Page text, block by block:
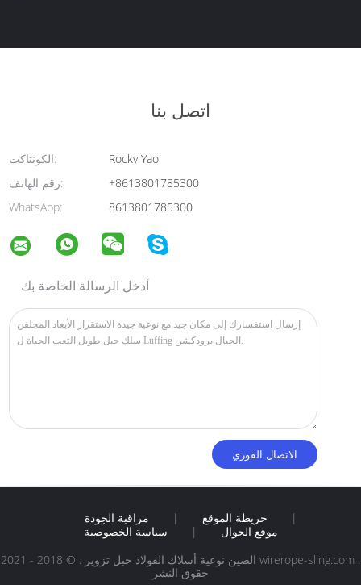
اتصل بنا
الكونتاكت:
Rocky Yao
رقم الهاتف:
+8613801785300
WhatsApp:
8613801785300
أدخل الرسالة الخاصة بك
مراقبة الجودة | خريطة الموقع
|
سياسة الخصوصية
|
موقع الجوال
الصين نوعية أسلاك الفولاذ حبل تزوير . © 2018 - 2021 wirerope-sling.com .
حقوق النشر